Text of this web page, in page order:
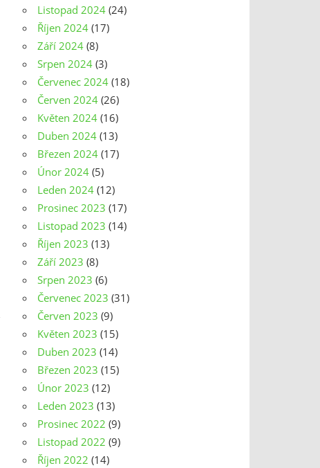
Listopad 2024 (24)
Říjen 2024 (17)
Září 2024 (8)
Srpen 2024 (3)
Červenec 2024 (18)
Červen 2024 (26)
Květen 2024 (16)
Duben 2024 (13)
Březen 2024 (17)
Únor 2024 (5)
Leden 2024 (12)
Prosinec 2023 (17)
Listopad 2023 (14)
Říjen 2023 (13)
Září 2023 (8)
Srpen 2023 (6)
Červenec 2023 (31)
Červen 2023 (9)
Květen 2023 (15)
Duben 2023 (14)
Březen 2023 (15)
Únor 2023 (12)
Leden 2023 (13)
Prosinec 2022 (9)
Listopad 2022 (9)
Říjen 2022 (14)